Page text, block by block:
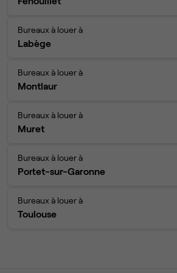
Bureaux à louer à
Labège
Bureaux à louer à
Montlaur
Bureaux à louer à
Muret
Bureaux à louer à
Portet-sur-Garonne
Bureaux à louer à
Toulouse